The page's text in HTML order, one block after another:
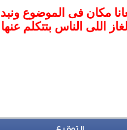
مكان فى الموضوع
اللى الناس بتتكلم عنها